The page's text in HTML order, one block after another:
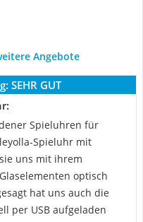
Angebote
SEHR GUT
Spieluhren für
Spieluhr mit
uns mit ihrem
optisch
hat uns auch die
per USB aufgeladen